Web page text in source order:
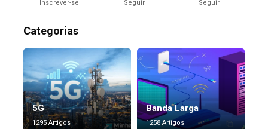
Inscrever-se Seguir Seguir
Categorias
5G
1295 Artigos
Banda Larga
1258 Artigos